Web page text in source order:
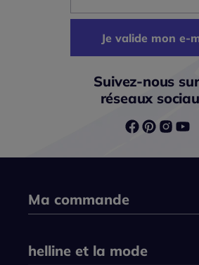
Je valide mon e-
Suivez-nous
réseaux
Ma commande
helline et la mode